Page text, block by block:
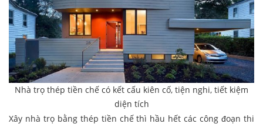
Nhà trọ thép tiền chế có kết cấu kiên cố, tiện nghi, tiết kiệm
diện tích
Xây nhà trọ bằng thép tiền chế thì hầu hết các công đoạn thi